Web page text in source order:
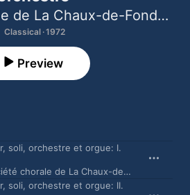
Soiciété Chorale de La Chaux-de-Fonds,
Classical · 1972
Preview
soli, orchestre et orgue: I.
chorale de La Chaux-de-Fonds
soli, orchestre et orgue: II.